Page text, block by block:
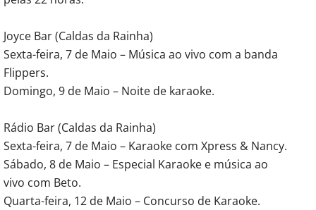
Joyce Bar (Caldas da Rainha)
Sexta-feira, 7 de Maio – Música ao vivo com a banda
Flippers.
Domingo, 9 de Maio – Noite de karaoke.
Rádio Bar (Caldas da Rainha)
Sexta-feira, 7 de Maio – Karaoke com Xpress & Nancy.
Sábado, 8 de Maio – Especial Karaoke e música ao
vivo com Beto.
Quarta-feira, 12 de Maio – Concurso de Karaoke.